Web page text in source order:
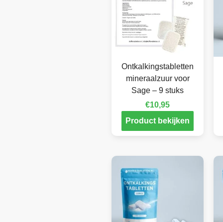
Ontkalkingstabletten
mineraalzuur voor
Sage – 9 stuks
€10,95
Product bekijken